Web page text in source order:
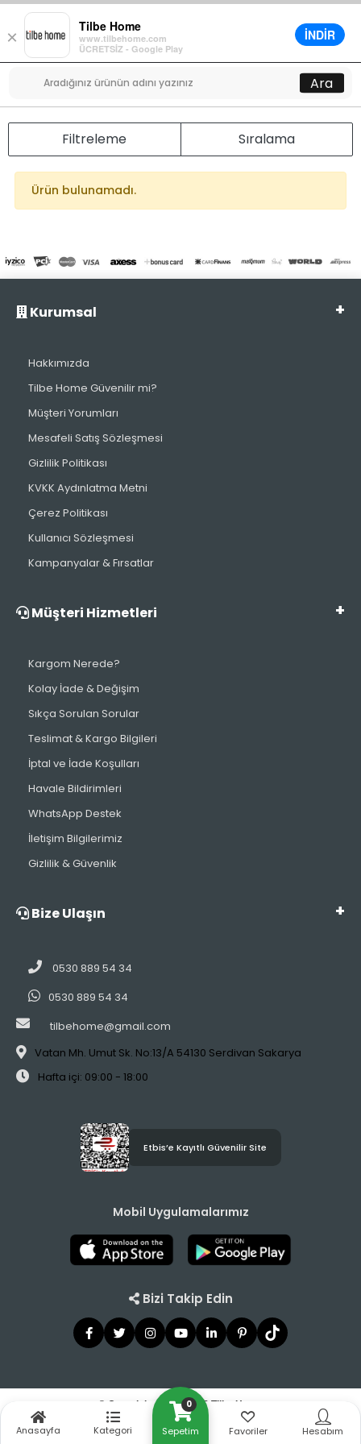
×
Tilbe Home
www.tilbehome.com
ÜCRETSİZ - Google Play
İNDİR
Menü
0
Ara
Filtreleme Sıralama
Ürün bulunamadı.
0
Sepetim
Anasayfa Kategori Favoriler Hesabım
Kurumsal
Hakkımızda
Tilbe Home Güvenilir mi?
Müşteri Yorumları
Mesafeli Satış Sözleşmesi
Gizlilik Politikası
KVKK Aydınlatma Metni
Çerez Politikası
Kullanıcı Sözleşmesi
Kampanyalar & Fırsatlar
Müşteri Hizmetleri
Kargom Nerede?
Kolay İade & Değişim
Sıkça Sorulan Sorular
Teslimat & Kargo Bilgileri
İptal ve İade Koşulları
Havale Bildirimleri
WhatsApp Destek
İletişim Bilgilerimiz
Gizlilik & Güvenlik
Bize Ulaşın
0530 889 54 34
0530 889 54 34
tilbehome@gmail.com
Vatan Mh. Umut Sk. No:13/A 54130 Serdivan Sakarya
Hafta içi: 09:00 - 18:00
Etbis’e Kayıtlı Güvenilir Site
Mobil Uygulamalarımız
Bizi Takip Edin
© Copyright 2021 - 2026 Tilbe Home